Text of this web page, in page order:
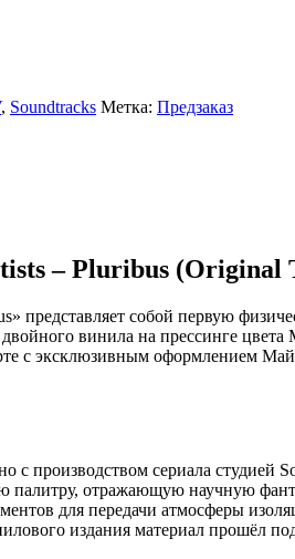
, Soundtracks Метка: Предзаказ
– Pluribus (Original
представляет собой первую
винила на прессинге
с эксклюзивным оформлением
с производством сериала
палитру, отражающую научную
для передачи атмосферы
издания материал прошёл